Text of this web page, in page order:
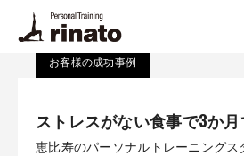
ブログ
お客様の成功事例
ストレスがない食事で3か月
恵比寿のパーソナルトレーニング
rinato LINE
ご予約・お問合せ